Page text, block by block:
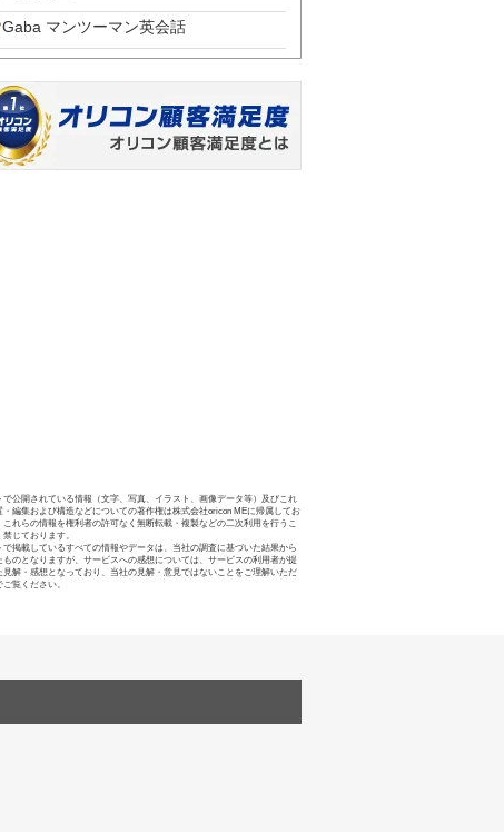
Gaba マンツーマン英会話
で公開されている情報（文字、写真、イラスト、画像データ等）及びこれ
・編集および構造などについての著作権は株式会社oricon MEに帰属してお
これらの情報を権利者の許可なく無断転載・複製などの二次利用を行うこ
禁じております。
で掲載しているすべての情報やデータは、当社の調査に基づいた結果から
ものとなりますが、サービスへの感想については、サービスの利用者が提
見解・感想となっており、当社の見解・意見ではないことをご理解いただ
覧ください。